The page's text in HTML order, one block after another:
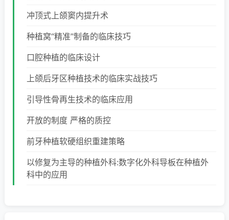
冲顶式上颌窦内提升术
种植窝“精准”制备的临床技巧
口腔种植的临床设计
上颌后牙区种植技术的临床实战技巧
引导性骨再生技术的临床应用
开放的制度 严格的质控
前牙种植软硬组织重建策略
以修复为主导的种植外科:数字化外科导板在种植外
科中的应用